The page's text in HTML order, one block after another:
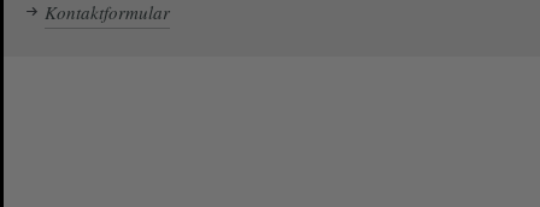
Kontaktformular